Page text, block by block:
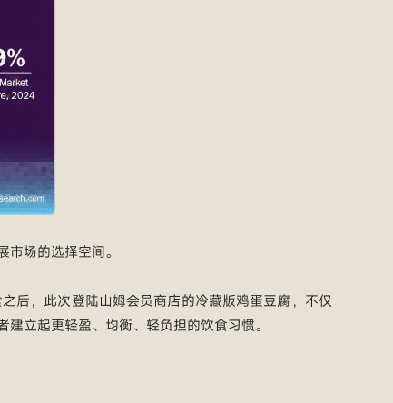
场的选择空间。
后，此次登陆山姆会员商店的冷藏版鸡蛋豆腐，不仅
立起更轻盈、均衡、轻负担的饮食习惯。